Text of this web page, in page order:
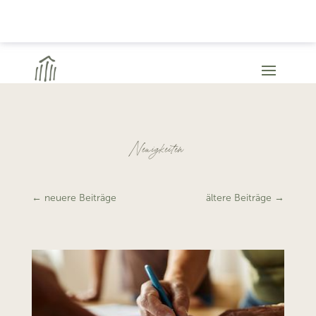
Neuigkeiten
← neuere Beiträge ältere Beiträge →